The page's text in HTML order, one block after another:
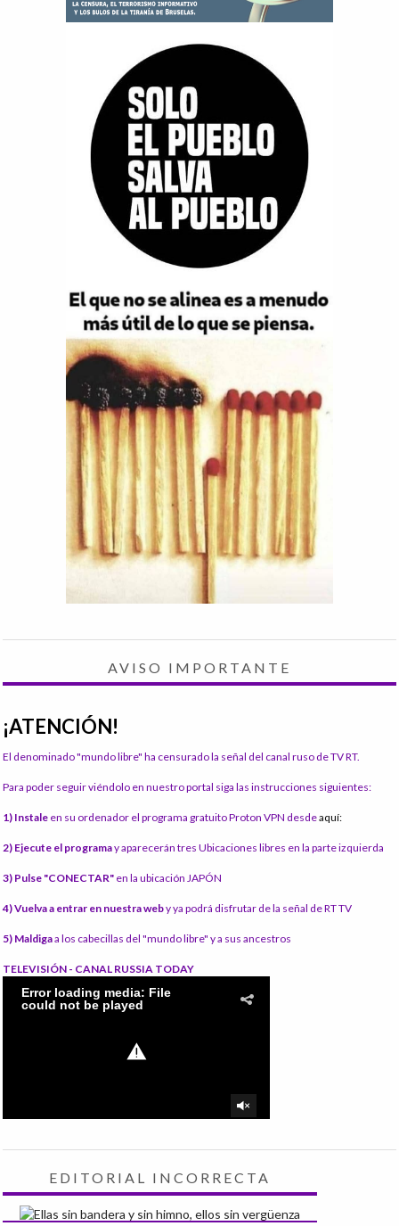
AVISO IMPORTANTE
¡ATENCIÓN!
El denominado "mundo libre" ha censurado la señal del canal ruso de TV RT.
Para poder seguir viéndolo en nuestro portal siga las instrucciones siguientes:
1) Instale en su ordenador el programa gratuito Proton VPN desdeaquí:
2) Ejecute el programay aparecerán tres Ubicaciones libres en la parte izquierda
3) Pulse "CONECTAR" en la ubicación JAPÓN
4) Vuelva a entrar en nuestra weby ya podrá disfrutar de la señal de RT TV
5) Maldigaa los cabecillas del "mundo libre" y a sus ancestros
TELEVISIÓN - CANAL RUSSIA TODAY
EDITORIAL INCORRECTA